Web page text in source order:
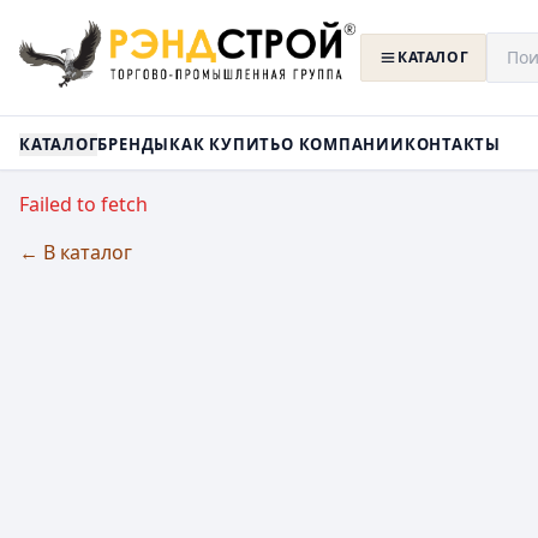
КАТАЛОГ
КАТАЛОГБРЕНДЫКАК КУПИТЬО КОМПАНИИКОНТАКТЫ
Failed to fetch
← В каталог